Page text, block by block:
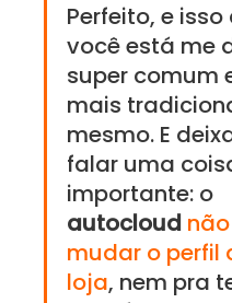
Perfeito, e isso
você está me
super comum
mais
mesmo. E
falar uma
importante: o
autocloud
mudar o perfil
loja, nem pra